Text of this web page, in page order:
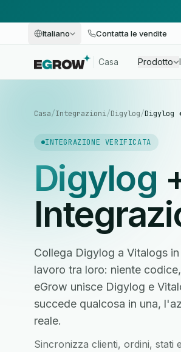
Italiano Contatta le vendite
Casa Prodotto
Casa/Integrazioni/Digylog/Digylog
INTEGRAZIONE VERIFICATA
Digylog
Collega Digylog a Vitalogs
lavoro tra loro: niente
eGrow unisce Digylog e
succede qualcosa in una,
reale.
Sincronizza clienti, ordini, stati